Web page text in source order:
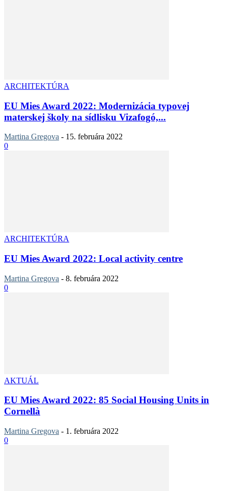
ARCHITEKTÚRA
EU Mies Award 2022: Modernizácia typovej
materskej školy na sídlisku Vizafogó,...
Martina Gregova - 15. februára 2022
0
ARCHITEKTÚRA
EU Mies Award 2022: Local activity centre
Martina Gregova - 8. februára 2022
0
AKTUÁL
EU Mies Award 2022: 85 Social Housing Units in
Cornellà
Martina Gregova - 1. februára 2022
0